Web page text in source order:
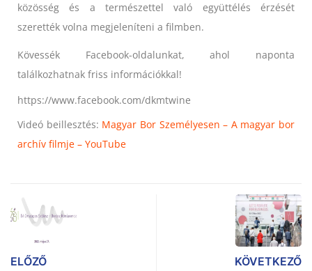
közösség és a természettel való együttélés érzését
szerették volna megjeleníteni a filmben.
Kövessék Facebook-oldalunkat, ahol naponta
találkozhatnak friss információkkal!
https://www.facebook.com/dkmtwine
Videó beillesztés: Magyar Bor Személyesen – A magyar bor
archív filmje – YouTube
ELŐZŐ KÖVETKEZŐ